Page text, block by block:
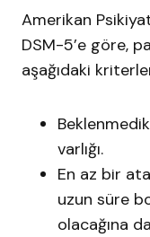
Amerikan
DSM-5’e göre,
aşağıdaki
varlığı.​
En az bir
uzun süre
olacağına